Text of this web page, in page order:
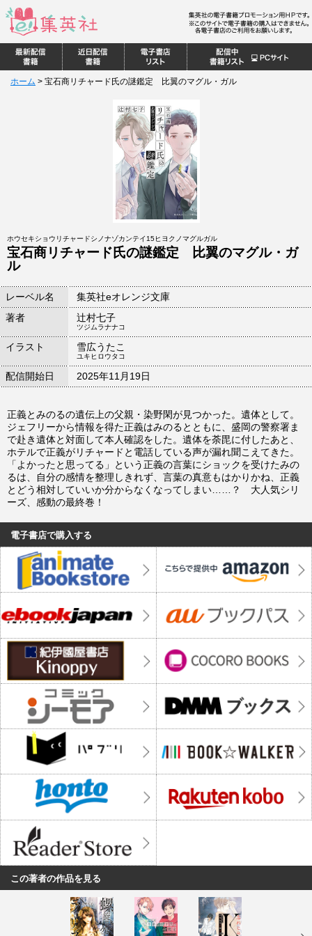
ホーム > 宝石商リチャード氏の謎鑑定 比翼のマグル・ガル
ホウセキショウリチャードシノナゾカンテイ15ヒヨクノマグルガル
宝石商リチャード氏の謎鑑定 比翼のマグル・ガ
ル
レーベル名
集英社eオレンジ文庫
著者
辻村七子
ツジムラナナコ
イラスト 雪広うたこ
ユキヒロウタコ
配信開始日 2025年11月19日
正義とみのるの遺伝上の父親・染野閑が見つかった。遺体として。
ジェフリーから情報を得た正義はみのるとともに、盛岡の警察署ま
で赴き遺体と対面して本人確認をした。遺体を荼毘に付したあと、
ホテルで正義がリチャードと電話している声が漏れ聞こえてきた。
「よかったと思ってる」という正義の言葉にショックを受けたみの
るは、自分の感情を整理しきれず、言葉の真意もはかりかね、正義
とどう相対していいか分からなくなってしまい……？ 大人気シリ
ーズ、感動の最終巻！
電子書店で購入する
この著者の作品を見る